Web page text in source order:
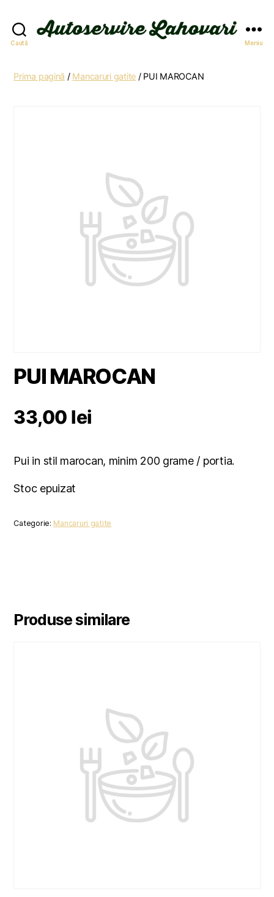
Caută Meniu
Prima pagină / Mancaruri gatite / PUI MAROCAN
PUI MAROCAN
33,00 lei
Pui in stil marocan, minim 200 grame / portia.
Stoc epuizat
Categorie: Mancaruri gatite
Produse similare